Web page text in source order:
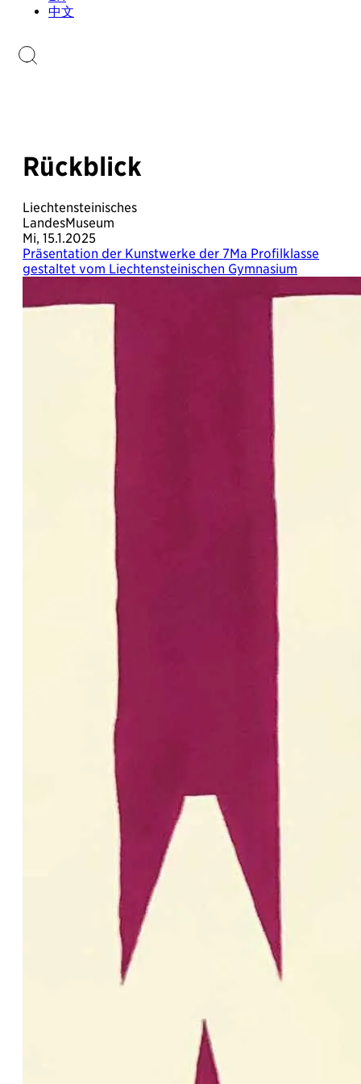
中文
Rückblick
Liechtensteinisches
LandesMuseum
Mi, 15.1.2025
Präsentation der Kunstwerke der 7Ma Profilklasse
gestaltet vom Liechtensteinischen Gymnasium